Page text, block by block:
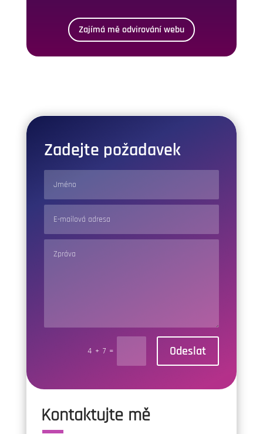
Zajímá mě odvirování webu
Zadejte požadavek
4 + 7 = Odeslat
Kontaktujte mě